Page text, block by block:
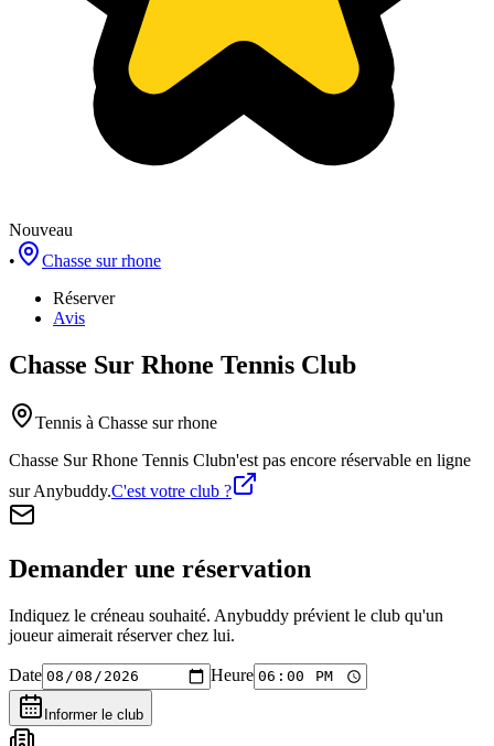
Nouveau
•
Chasse sur rhone
Réserver
Avis
Chasse Sur Rhone Tennis Club
Tennis à Chasse sur rhone
Chasse Sur Rhone Tennis Clubn'est pas encore réservable en ligne
sur Anybuddy.C'est votre club ?
Demander une réservation
Indiquez le créneau souhaité. Anybuddy prévient le club qu'un
joueur aimerait réserver chez lui.
Date Heure
Informer le club